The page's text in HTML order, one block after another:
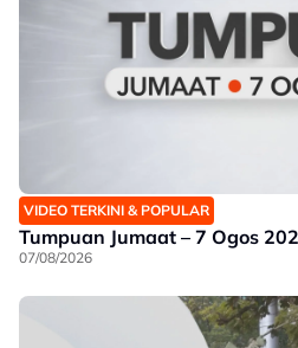
VIDEO TERKINI & POPULAR
Tumpuan Jumaat – 7 Ogos
07/08/2026